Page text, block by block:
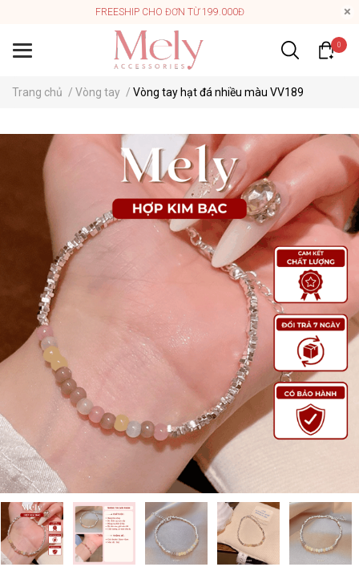
FREESHIP CHO ĐƠN TỪ 199.000Đ
0
Trang chủ / Vòng tay / Vòng tay hạt đá nhiều màu VV189